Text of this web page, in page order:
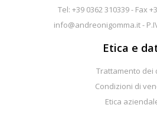
Tel: +39 0362 310339 - Fax
info@andreonigomma.it-
Etica e
Trattamento dei
Condizioni di
Etica